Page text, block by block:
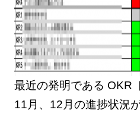
最近の発明である OKR
11月、12月の進捗状況